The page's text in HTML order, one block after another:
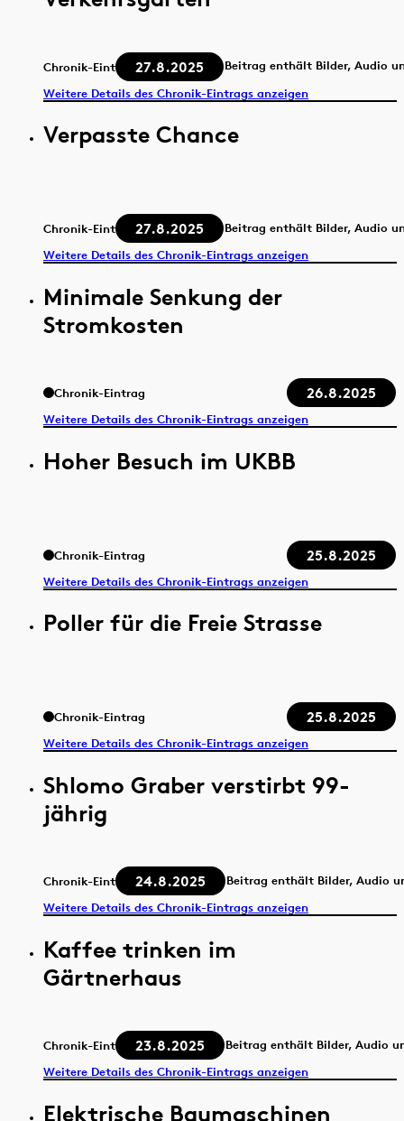
Chronik-Eintrag 27.8.2025
Beitrag enthält Bilder, Audio
Weitere Details des Chronik-Eintrags anzeigen
Verpasste Chance
Chronik-Eintrag 27.8.2025
Beitrag enthält Bilder, Audio
Weitere Details des Chronik-Eintrags anzeigen
Minimale Senkung der
Stromkosten
Chronik-Eintrag 26.8.2025
Weitere Details des Chronik-Eintrags anzeigen
Hoher Besuch im UKBB
Chronik-Eintrag 25.8.2025
Weitere Details des Chronik-Eintrags anzeigen
Poller für die Freie Strasse
Chronik-Eintrag 25.8.2025
Weitere Details des Chronik-Eintrags anzeigen
Shlomo Graber verstirbt 99-
jährig
Chronik-Eintrag 24.8.2025
Beitrag enthält Bilder, Audio
Weitere Details des Chronik-Eintrags anzeigen
Kaffee trinken im
Gärtnerhaus
Chronik-Eintrag 23.8.2025
Beitrag enthält Bilder, Audio
Weitere Details des Chronik-Eintrags anzeigen
Elektrische Baumaschinen